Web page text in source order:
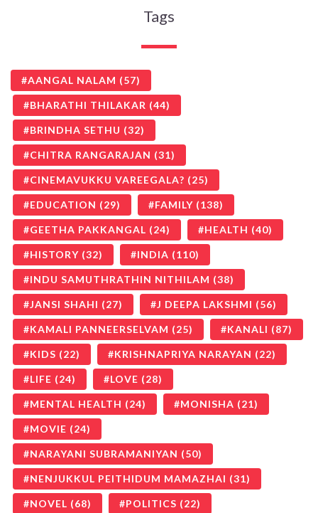
Tags
AANGAL NALAM (57)
BHARATHI THILAKAR (44)
BRINDHA SETHU (32)
CHITRA RANGARAJAN (31)
CINEMAVUKKU VAREEGALA? (25)
EDUCATION (29) FAMILY (138)
GEETHA PAKKANGAL (24) HEALTH (40)
HISTORY (32) INDIA (110)
INDU SAMUTHRATHIN NITHILAM (38)
JANSI SHAHI (27) J DEEPA LAKSHMI (56)
KAMALI PANNEERSELVAM (25) KANALI (87)
KIDS (22) KRISHNAPRIYA NARAYAN (22)
LIFE (24) LOVE (28)
MENTAL HEALTH (24) MONISHA (21)
MOVIE (24)
NARAYANI SUBRAMANIYAN (50)
NENJUKKUL PEITHIDUM MAMAZHAI (31)
NOVEL (68) POLITICS (22)